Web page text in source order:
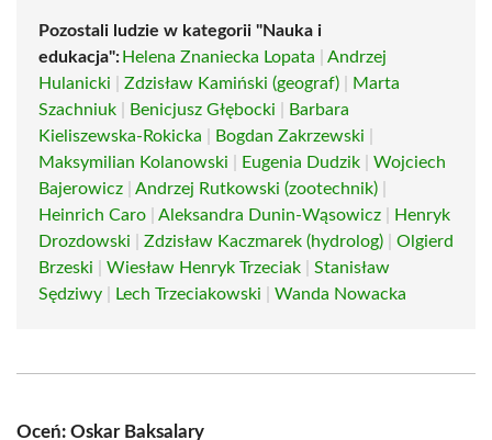
Pozostali ludzie w kategorii "Nauka i
edukacja": Helena Znaniecka Lopata
Andrzej
Hulanicki
Zdzisław Kamiński (geograf)
Marta
Szachniuk
Benicjusz Głębocki
Barbara
Kieliszewska-Rokicka
Bogdan Zakrzewski
Maksymilian Kolanowski
Eugenia Dudzik
Wojciech
Bajerowicz
Andrzej Rutkowski (zootechnik)
Heinrich Caro
Aleksandra Dunin-Wąsowicz
Henryk
Drozdowski
Zdzisław Kaczmarek (hydrolog)
Olgierd
Brzeski
Wiesław Henryk Trzeciak
Stanisław
Sędziwy
Lech Trzeciakowski Wanda Nowacka
Oceń: Oskar Baksalary